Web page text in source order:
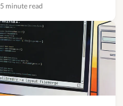
5 minute read